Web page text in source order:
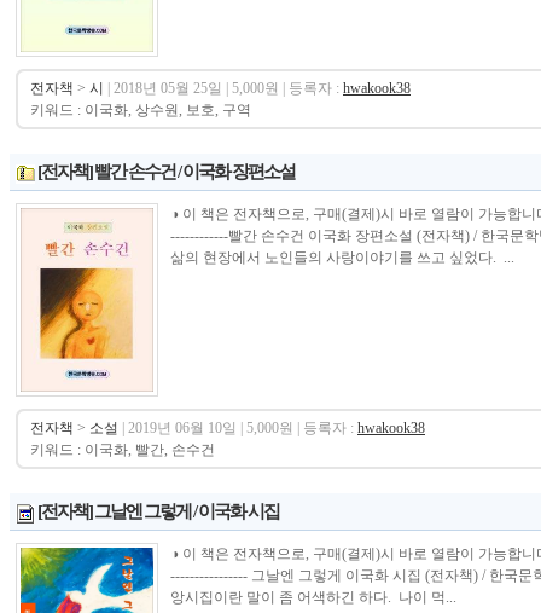
전자책 > 시 | 2018년 05월 25일 | 5,000원 | 등록자 : hwakook38
키워드 : 이국화, 상수원, 보호, 구역
[전자책] 빨간 손수건 / 이국화 장편소설
◑ 이 책은 전자책으로, 구매(결제)시 바로 열람이 가능합
------------빨간 손수건 이국화 장편소설 (전자책) / 한국문
삶의 현장에서 노인들의 사랑이야기를 쓰고 싶었다. ...
전자책 > 소설 | 2019년 06월 10일 | 5,000원 | 등록자 : hwakook38
키워드 : 이국화, 빨간, 손수건
[전자책] 그날엔 그렇게 / 이국화 시집
◑ 이 책은 전자책으로, 구매(결제)시 바로 열람이 가능합
---------------- 그날엔 그렇게 이국화 시집 (전자책) / 한국
앙시집이란 말이 좀 어색하긴 하다. 나이 먹...